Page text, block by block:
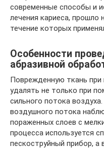
современные способы и
лечения кариеса, прошло
течение которых
Особенности
абразивной
Поврежденную ткань
удалять не только при
сильного потока
воздушного потока
пораженных слоев с
процесса используется
пескоструйный прибор, а